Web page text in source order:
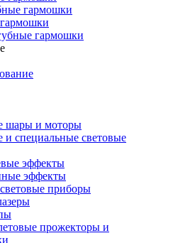
гармошки
гармошки
шары и моторы
специальные световые
эффекты
эффекты
приборы
прожекторы и